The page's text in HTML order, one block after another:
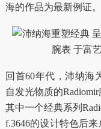
海的作品为最新例证。
回首60年代，沛纳海
自发光物质的
其中一个经典系列
f.3646的设计特色后